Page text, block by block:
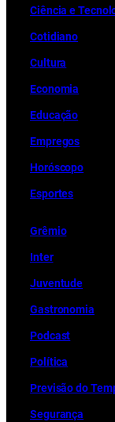
Ciência e
Cotidiano
Cultura
Economia
Educação
Empregos
Horóscopo
Esportes
Grêmio
Inter
Juventude
Gastronomia
Podcast
Política
Previsão do
Segurança